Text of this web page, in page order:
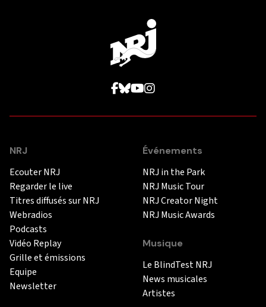
NRJ
Ecouter NRJ
Regarder le live
Titres diffusés sur NRJ
Webradios
Podcasts
Vidéo Replay
Grille et émissions
Equipe
Newsletter
Événements
NRJ in the Park
NRJ Music Tour
NRJ Creator Night
NRJ Music Awards
Musique
Le BlindTest NRJ
News musicales
Artistes